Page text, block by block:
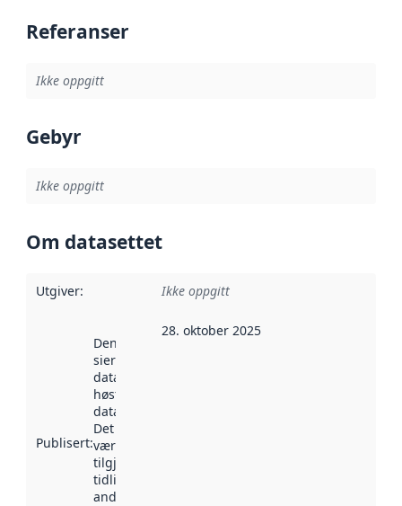
Referanser
Ikke oppgitt
Gebyr
Ikke oppgitt
Om datasettet
Utgiver: Ikke oppgitt
Publisert:
Denne datoen
sier når
datasettet ble
høstet av
data.norge.no.
Det kan ha
vært
tilgjengelig
tidligere
andre steder.
28. oktober 2025